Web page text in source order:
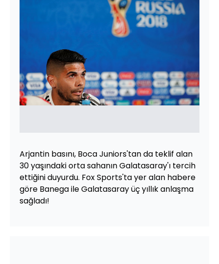
Arjantin basını, Boca Juniors'tan da teklif alan
30 yaşındaki orta sahanın Galatasaray'ı tercih
ettiğini duyurdu. Fox Sports'ta yer alan habere
göre Banega ile Galatasaray üç yıllık anlaşma
sağladı!